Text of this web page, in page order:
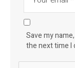
Save my
the next time I